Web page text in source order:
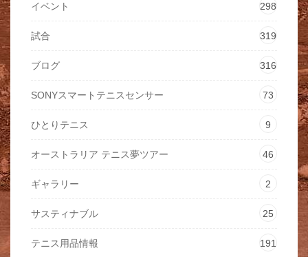
イベント 298
試合 319
ブログ 316
SONYスマートテニスセンサー 73
ひとりテニス 9
オーストラリア テニス夢ツアー 46
ギャラリー 2
サスティナブル 25
テニス用品情報 191